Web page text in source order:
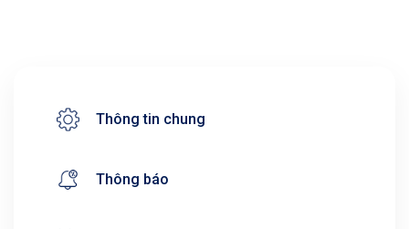
Thông tin chung
Thông báo